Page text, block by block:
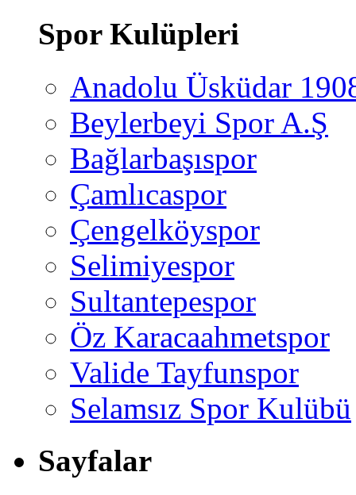
Spor Kulüpleri
Anadolu Üsküdar
Beylerbeyi Spor A.Ş
Bağlarbaşıspor
Çamlıcaspor
Çengelköyspor
Selimiyespor
Sultantepespor
Öz Karacaahmetspor
Valide Tayfunspor
Selamsız Spor Kulübü
Sayfalar